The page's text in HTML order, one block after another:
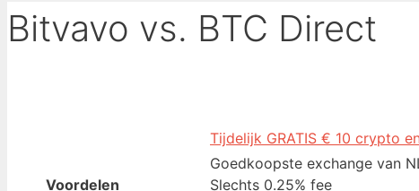
Bitvavo vs. BTC Direct
Tijdelijk GRATIS € 10 crypto
Voordelen
Goedkoopste exchange van
Slechts 0.25% fee